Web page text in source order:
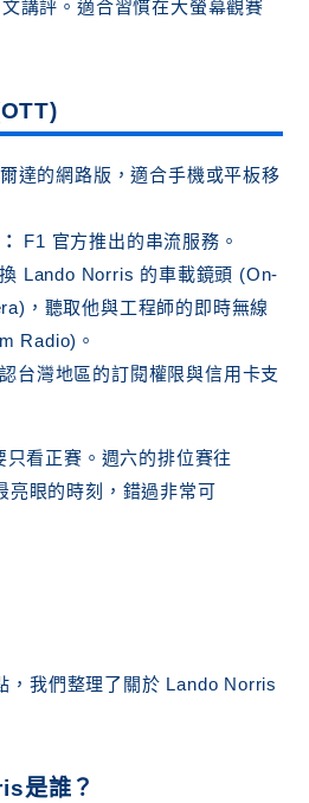
講評。適合習慣在大螢幕觀賽
達的網路版，適合手機或平板移
F1 官方推出的串流服務。
Lando Norris 的車載鏡頭 (On-
，聽取他與工程師的即時無線
Radio)。
台灣地區的訂閱權限與信用卡支
只看正賽。週六的排位賽往
亮眼的時刻，錯過非常可
，我們整理了關於 Lando Norris
是誰？